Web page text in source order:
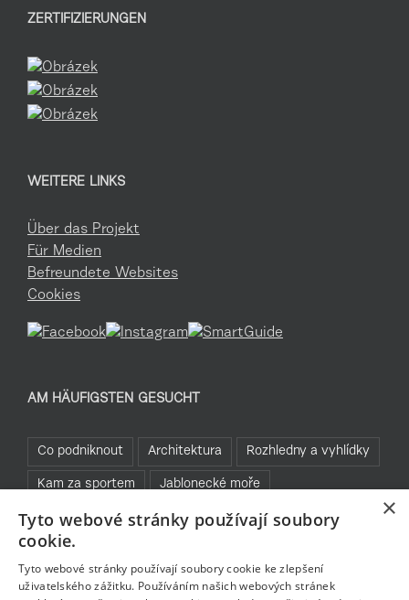
ZERTIFIZIERUNGEN
WEITERE LINKS
Über das Projekt
Für Medien
Befreundete Websites
Cookies
AM HÄUFIGSTEN GESUCHT
Co podniknout Architektura Rozhledny a vyhlídky
Kam za sportem Jablonecké moře
Praktické informace Cyklistika Běžky
Bez bariér
×
Tyto webové stránky používají soubory
cookie.
Tyto webové stránky používají soubory cookie ke zlepšení
uživatelského zážitku. Používáním našich webových stránek